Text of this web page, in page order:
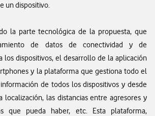
un dispositivo.
la parte tecnológica de la propuesta, que
de datos de conectividad y de
los dispositivos, el desarrollo de la aplicación
y la plataforma que gestiona todo el
de todos los dispositivos y desde
localización, las distancias entre agresores y
que pueda haber, etc. Esta plataforma,